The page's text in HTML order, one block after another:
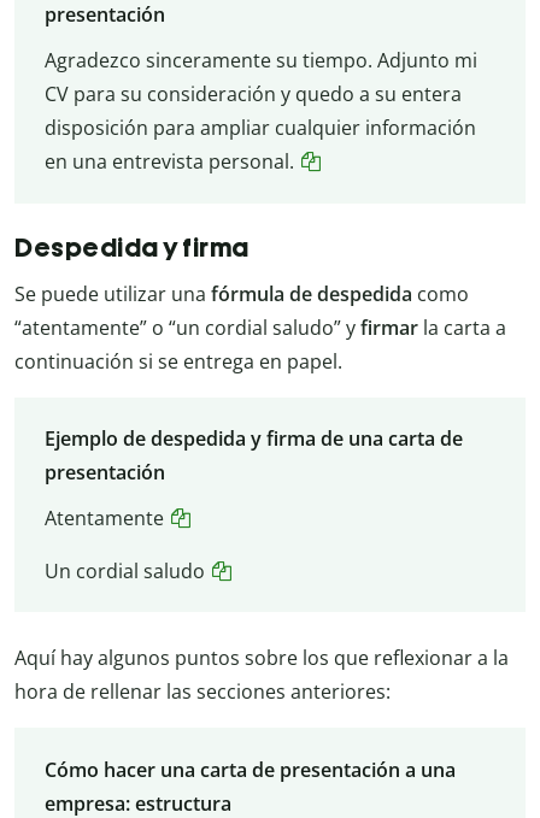
presentación
Agradezco sinceramente su tiempo. Adjunto mi
CV para su consideración y quedo a su entera
disposición para ampliar cualquier información
en una entrevista personal.
Despedida y firma
Se puede utilizar una fórmula de despedida como
“atentamente” o “un cordial saludo” yfirmar la carta a
continuación si se entrega en papel.
Ejemplo de despedida y firma de una carta de
presentación
Atentamente
Un cordial saludo
Aquí hay algunos puntos sobre los que reflexionar a la
hora de rellenar las secciones anteriores:
Cómo hacer una carta de presentación a una
empresa: estructura